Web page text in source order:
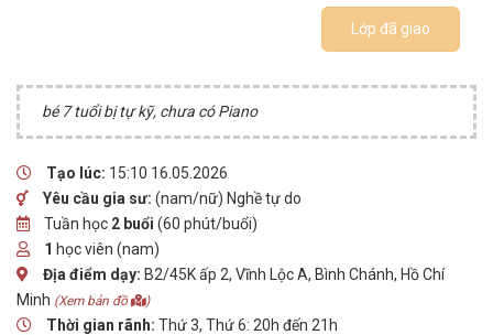
Lớp đã giao
bé 7 tuổi bị tự kỹ, chưa có Piano
Tạo lúc: 15:10 16.05.2026
Yêu cầu gia sư: (nam/nữ) Nghề tự do
Tuần học 2 buổi (60 phút/buổi)
1 học viên (nam)
Địa điểm dạy: B2/45K ấp 2, Vĩnh Lộc A, Bình Chánh, Hồ Chí
Minh (Xem bản đồ )
Thời gian rãnh: Thứ 3, Thứ 6: 20h đến 21h